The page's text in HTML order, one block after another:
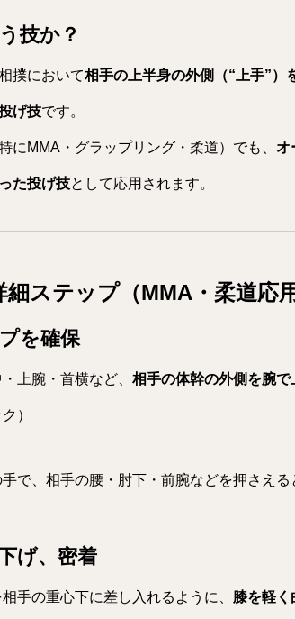
技か？
撲において相手の上半身の外側（“上手”）
げ技です。
にMMA・グラップリング・柔道）でも、 オ
た投げ技として応用されます。
ステップ（MMA・柔道応用
を確保
上腕・首横など、 相手の体幹の外側を腕
）
手で、相手の腰・肘下・前腕などを押さえる
げ、密着
手の重心下に差し入れるように、 膝を軽く